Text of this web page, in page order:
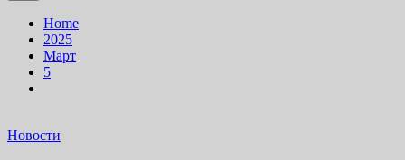
Home
2025
Март
5
Новости